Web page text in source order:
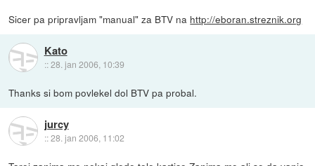
Sicer pa pripravljam "manual" za BTV na http://eboran.streznik.org
Kato
::28. jan 2006, 10:39
Thanks si bom povlekel dol BTV pa probal.
jurcy
::28. jan 2006, 11:02